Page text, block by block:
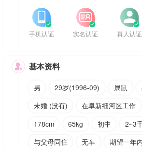


手机认证


实名认证


真人认证
 基本资料
男 29岁(1996-09) 属鼠
未婚 (没有)
在阜新细河区工作
178cm
65kg 初中 2~3
与父母同住
无车
期望一年